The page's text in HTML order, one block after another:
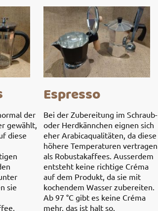
der
gewählt,
diese
sie
Espresso
Bei der Zubereitung im Schraub-
oder Herdkännchen eignen sich
eher Arabicaqualitäten, da diese
höhere Temperaturen vertragen
als Robustakaffees. Ausserdem
entsteht keine richtige Créma
auf dem Produkt, da sie mit
kochendem Wasser zubereiten.
Ab 97 °C gibt es keine Créma
mehr, das ist halt so.